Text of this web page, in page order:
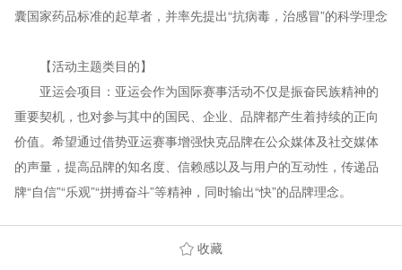
囊国家药品标准的起草者，并率先提出“抗病毒，治感冒”的科学理念
【活动主题类目的】
亚运会项目：亚运会作为国际赛事活动不仅是振奋民族精神的
重要契机，也对参与其中的国民、企业、品牌都产生着持续的正向
价值。希望通过借势亚运赛事增强快克品牌在公众媒体及社交媒体
的声量，提高品牌的知名度、信赖感以及与用户的互动性，传递品
牌“自信”“乐观”“拼搏奋斗”等精神，同时输出“快”的品牌理念。
收藏